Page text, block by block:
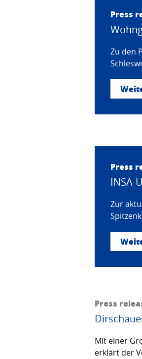
Press
Zu den
Press
INSA-
Zur
Press
Mit einer
erklärt der